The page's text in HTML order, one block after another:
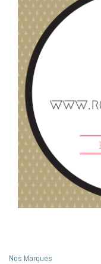
Nos Marques